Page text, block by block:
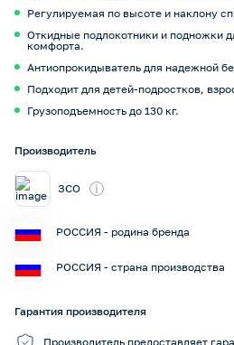
Регулируемая по высоте и наклону
Откидные подлокотники и подножки
комфорта.
Антиопрокидыватель для надежной
Подходит для детей-подростков,
Грузоподъемность до 130 кг.
Производитель
ЗСО i
РОССИЯ - родина бренда
РОССИЯ - страна производства
Гарантия производителя
Производитель предоставляет